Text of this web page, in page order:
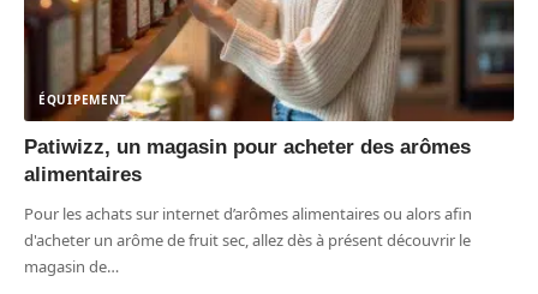
ÉQUIPEMENT
Patiwizz, un magasin pour acheter des arômes
alimentaires
Pour les achats sur internet d’arômes alimentaires ou alors afin
d'acheter un arôme de fruit sec, allez dès à présent découvrir le
magasin de…